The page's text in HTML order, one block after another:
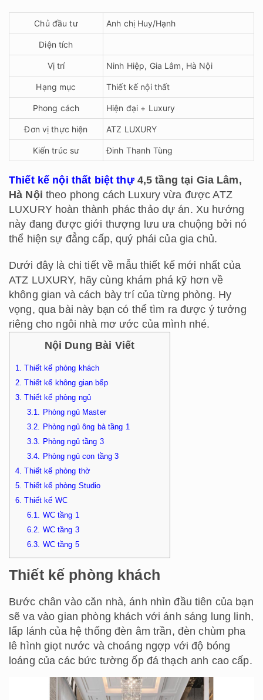
Chủ đầu tư Anh chị Huy/Hạnh
Diện tích
Vị trí Ninh Hiệp, Gia Lâm, Hà Nội
Hạng mục Thiết kế nội thất
Phong cách Hiện đại + Luxury
Đơn vị thực hiện ATZ LUXURY
Kiến trúc sư Đinh Thanh Tùng
Thiết kế nội thất biệt thự4,5 tầng tại Gia Lâm,
Hà Nội theo phong cách Luxury vừa được ATZ
LUXURY hoàn thành phác thảo dự án. Xu hướng
này đang được giới thượng lưu ưa chuộng bởi nó
thể hiện sự đẳng cấp, quý phái của gia chủ.
Dưới đây là chi tiết về mẫu thiết kế mới nhất của
ATZ LUXURY, hãy cùng khám phá kỹ hơn về
không gian và cách bày trí của từng phòng. Hy
vọng, qua bài này bạn có thể tìm ra được ý tưởng
riêng cho ngôi nhà mơ ước của mình nhé.
Nội Dung Bài Viết
1. Thiết kế phòng khách
2. Thiết kế không gian bếp
3. Thiết kế phòng ngủ
3.1. Phòng ngủ Master
3.2. Phòng ngủ ông bà tầng 1
3.3. Phòng ngủ tầng 3
3.4. Phòng ngủ con tầng 3
4. Thiết kế phòng thờ
5. Thiết kế phòng Studio
6. Thiết kế WC
6.1. WC tầng 1
6.2. WC tầng 3
6.3. WC tầng 5
Thiết kế phòng khách
Bước chân vào căn nhà, ánh nhìn đầu tiên của bạn
sẽ va vào gian phòng khách với ánh sáng lung linh,
lấp lánh của hệ thống đèn âm trần, đèn chùm pha
lê hình giọt nước và choáng ngợp với độ bóng
loáng của các bức tường ốp đá thạch anh cao cấp.